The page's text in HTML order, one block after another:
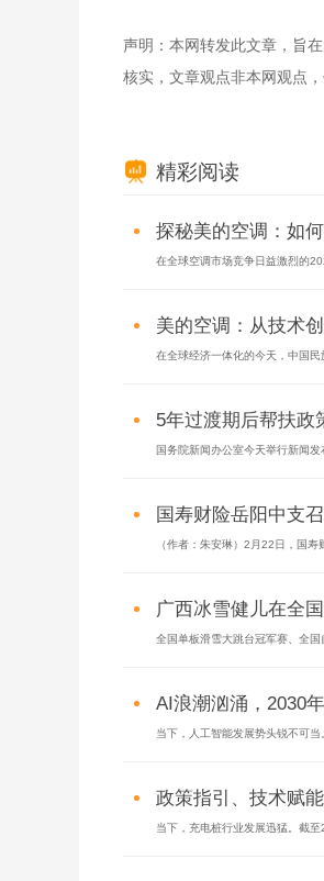
声明：本网转发此文章，旨
核实，文章观点非本网观点，
精彩阅读
探秘美的空调：如
在全球空调市场竞争日益激烈的
美的空调：从技术
在全球经济一体化的今天，中国
5年过渡期后帮扶政
国务院新闻办公室今天举行新闻
国寿财险岳阳中支
（作者：朱安琳）2月22日，国
广西冰雪健儿在全
全国单板滑雪大跳台冠军赛、全
AI浪潮汹涌，2030
当下，人工智能发展势头锐不可
政策指引、技术赋
当下，充电桩行业发展迅猛。截